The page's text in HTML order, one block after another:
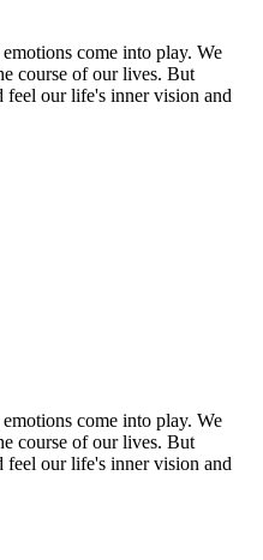
come into play. We
course of our lives. But
feel our life's inner vision and
come into play. We
course of our lives. But
feel our life's inner vision and